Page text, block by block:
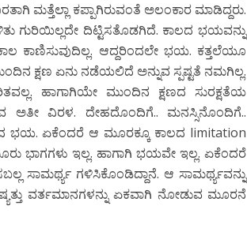
ಮತ್ತೆಲ್ಲಾ ಕಪ್ಪಾಗಿರುವಂತೆ ಅಲಂಕಾರ ಮಾಡಿದ್ದರು.
ಗುರಿಯಿಲ್ಲದೇ ದಿಟ್ಟಿಸತೊಡಗಿದೆ. ಕಾಲದ ಭಯವನ್ನು
ಕಾಣಿಸುವುದಿಲ್ಲ. ಆದ್ದರಿಂದಲೇ ಭಯ. ಕತ್ತಲೆಯೂ
ಕ್ಷಣ ಏನು ನಡೆಯಲಿದೆ ಅನ್ನುವ ಸ್ಪಷ್ಟತೆ ನಮಗಿಲ್ಲ.
ಹಾಗಾಗಿಯೇ ಮುಂದಿನ ಕ್ಷಣದ ಸುರಕ್ಷತೆಯ
ಅತೀ ವಿರಳ. ದೇಹದೊಂದಿಗೆ.. ಮನಸ್ಸಿನೊಂದಿಗೆ..
ಭಯ. ಏಕೆಂದರೆ ಆ ಮೂರಕ್ಕೂ ಕಾಲದ limitation
ಭಾಗಗಳು ಇಲ್ಲ. ಹಾಗಾಗಿ ಭಯವೇ ಇಲ್ಲ. ಏಕೆಂದರೆ
ಸಾಮರ್ಥ್ಯ ಗಳಿಸಿಕೊಂಡಿದ್ದಾನೆ. ಆ ಸಾಮರ್ಥ್ಯವನ್ನು
ವರ್ತಮಾನಗಳನ್ನು ಏಕವಾಗಿ ನೋಡುವ ಮೂರನೆ